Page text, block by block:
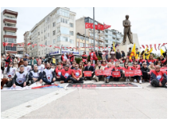
Başkan Bora Balcıoğlu’ndan
anlamlı mesaj geldi.